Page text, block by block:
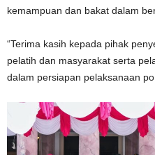
kemampuan dan bakat dalam
“Terima kasih kepada pihak
pelatih dan masyarakat serta
dalam persiapan pelaksanaan